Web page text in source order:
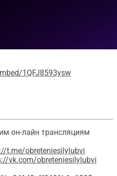
1QFJ8593ysw
он-лайн трансляциям
t.me/obreteniesilylubvi
vk.com/obreteniesilylubvi